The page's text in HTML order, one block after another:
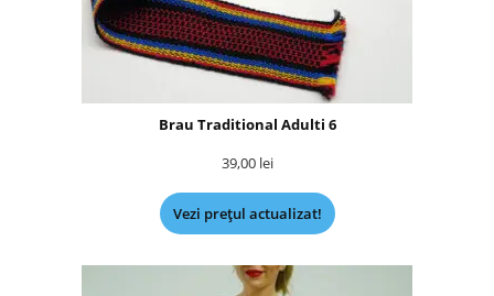
Brau Traditional Adulti 6
39,00 lei
Vezi prețul actualizat!